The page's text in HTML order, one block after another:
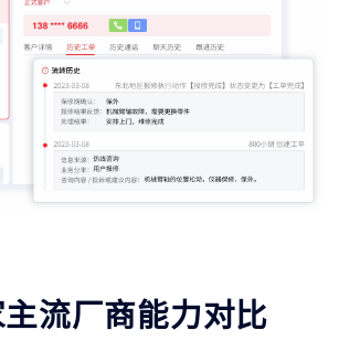
流厂商能力对比